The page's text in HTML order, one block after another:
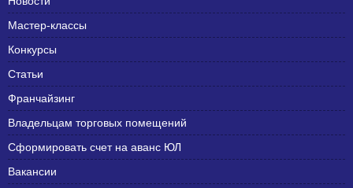
Мастер-классы
Конкурсы
Статьи
Франчайзинг
Владельцам торговых помещений
Сформировать счет на аванс ЮЛ
Вакансии